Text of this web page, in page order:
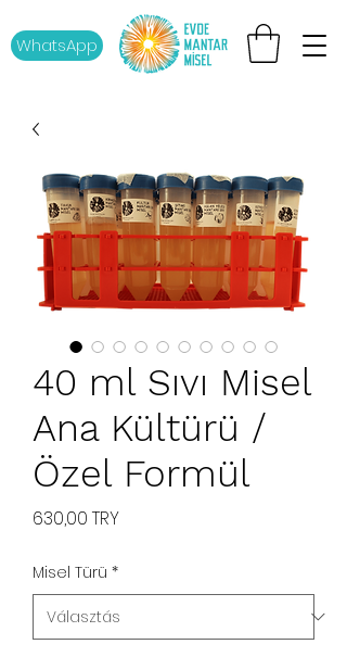
WhatsApp
40 ml Sıvı Misel
Ana Kültürü /
Özel Formül
630,00 TRYÁr
Misel Türü *